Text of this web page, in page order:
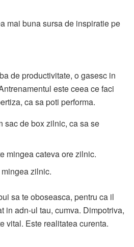
mai buna sursa de inspiratie pe
de productivitate, o gasesc in
este ceea ce faci
ca sa poti performa.
sac de box zilnic, ca sa se
mingea cateva ore zilnic.
zilnic.
sa te oboseasca, pentru ca il
in adn-ul tau, cumva. Dimpotriva,
vital. Este realitatea curenta.